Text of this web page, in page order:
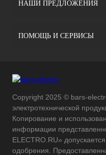
НАШИ ПРЕДЛОЖЕНИЯ
ПОМОЩЬ И СЕРВИСЫ
Copyright 2025 © bars-
электротехнической
Копирование и
информации
ELECTRO.RU»
одобрения.